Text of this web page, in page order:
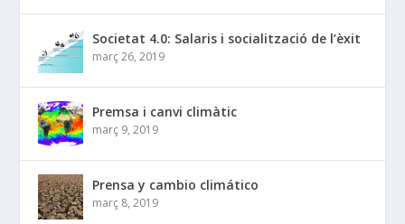
Societat 4.0: Salaris i socialització de l’èxit
març 26, 2019
Premsa i canvi climàtic
març 9, 2019
Prensa y cambio climático
març 8, 2019